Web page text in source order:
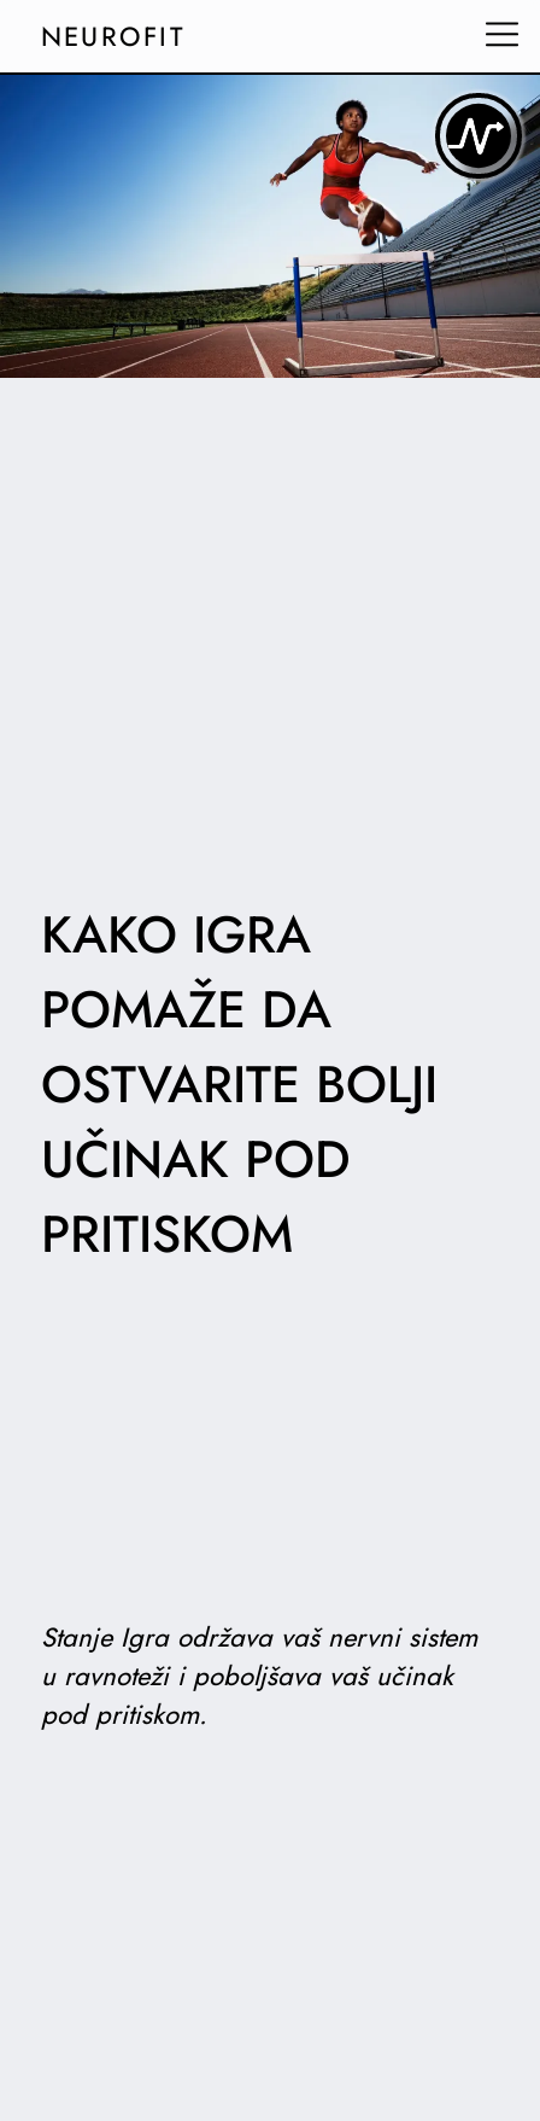
NEUROFIT
KAKO IGRA
POMAŽE DA
OSTVARITE BOLJI
UČINAK POD
PRITISKOM
Stanje Igra održava vaš nervni sistem
u ravnoteži i poboljšava vaš učinak
pod pritiskom.